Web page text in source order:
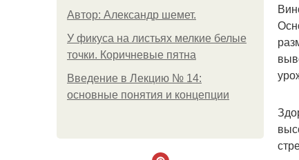
Автор: Александр шемет.
У фикуса на листьях мелкие белые
точки. Коричневые пятна
Введение в Лекцию № 14:
основные понятия и концепции